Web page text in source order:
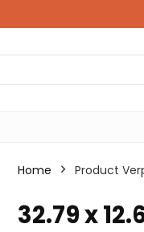
Home Product
‎32.79 x